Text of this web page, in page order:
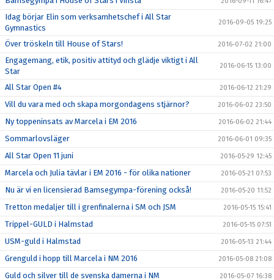
Idag börjar Elin som verksamhetschef i All Star
Gymnastics
2016-09-05 19:25
Över tröskeln till House of Stars! 2016-07-02 21:00
Engagemang, etik, positiv attityd och glädje viktigt i All
Star
2016-06-15 13:00
All Star Open #4 2016-06-12 21:29
Vill du vara med och skapa morgondagens stjärnor? 2016-06-02 23:50
Ny toppeninsats av Marcela i EM 2016 2016-06-02 21:44
Sommarlovsläger 2016-06-01 09:35
All Star Open 11 juni 2016-05-29 12:45
Marcela och Julia tävlar i EM 2016 - för olika nationer 2016-05-21 07:53
Nu är vi en licensierad Bamsegympa-förening också! 2016-05-20 11:52
Tretton medaljer till i grenfinalerna i SM och JSM 2016-05-15 15:41
Trippel-GULD i Halmstad 2016-05-15 07:51
USM-guld i Halmstad 2016-05-13 21:44
Grenguld i hopp till Marcela i NM 2016 2016-05-08 21:08
Guld och silver till de svenska damerna i NM 2016-05-07 16:38